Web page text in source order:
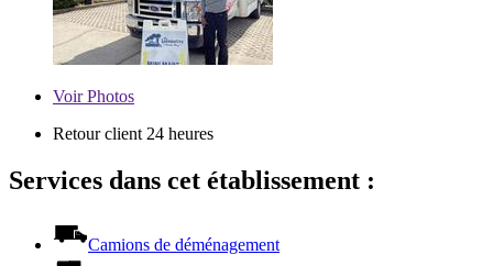
VoirPhotos
Retour client 24 heures
Services dans cet établissement :
Camions de déménagement